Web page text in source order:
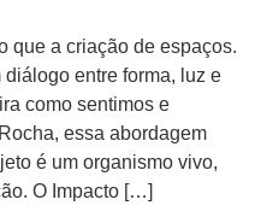
que a criação de espaços.
entre forma, luz e
como sentimos e
essa abordagem
é um organismo vivo,
O Impacto […]